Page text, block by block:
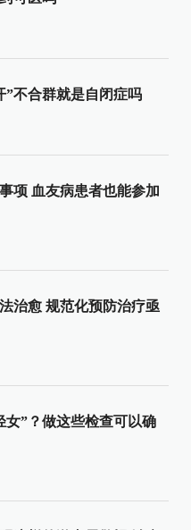
”不合群就是自闭症吗
项 血友病患者也能参加
治愈 规范化预防治疗亟
女”？做这些检查可以确